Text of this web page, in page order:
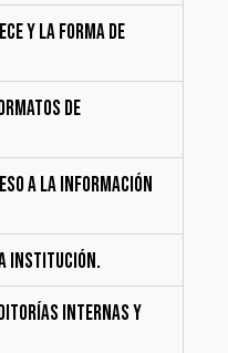
Y LA FORMA DE
DE
A LA INFORMACIÓN
INSTITUCIÓN.
INTERNAS Y